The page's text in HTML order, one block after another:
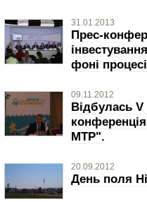
31.01.2013
Прес-
фоні
09.11.2012
Відбулась
конференція
МТР".
20.09.2012
День поля